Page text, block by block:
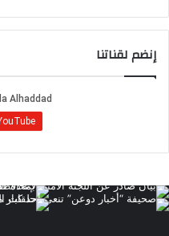
إنضم لقناتنا